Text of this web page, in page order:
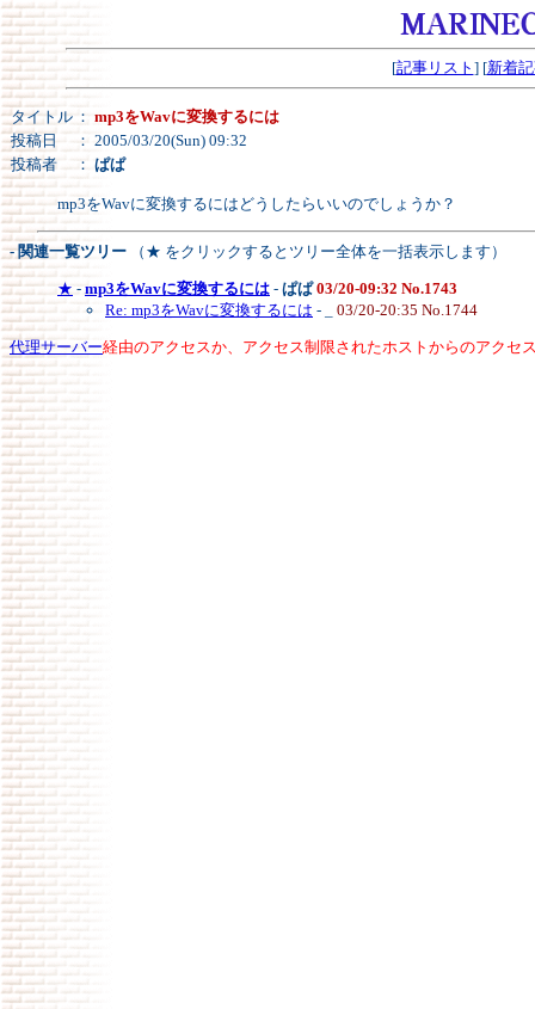
[記事リスト ] [新着
タイトル ： mp3をWavに変換するには
投稿日
： 2005/03/20(Sun) 09:32
投稿者
： ぱぱ
mp3をWavに変換するにはどうしたらいいのでしょうか？
- 関連一覧ツリー （★ をクリックするとツリー全体を一括表示します）
★ - mp3をWavに変換するには - ぱぱ 03/20-09:32 No.1743
Re: mp3をWavに変換するには - _ 03/20-20:35 No.1744
代理サーバー経由のアクセスか、アクセス制限されたホストからのアクセ